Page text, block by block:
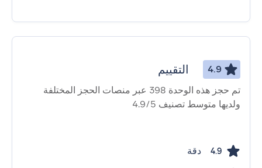
4.9 التقييم
تم حجز هذه الوحدة 398 عبر منصات الحجز المختلفة
ولديها متوسط ​​تصنيف 4.9/5
4.9 دقة